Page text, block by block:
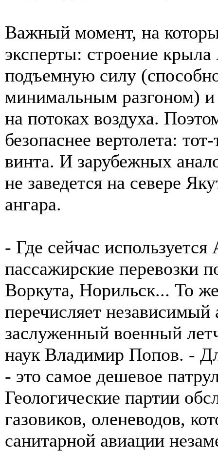
Важный момент, на
эксперты: строение
подъемную силу
минимальным разгоном) и
на потоках воздуха.
безопаснее вертолета:
винта. И зарубежных
не заведется на севере
ангара.
- Где сейчас
пассажирские перевозки
Воркута, Норильск... То
перечисляет независимый
заслуженный военный
наук Владимир Попов. -
- это самое дешевое
Геологические партии
газовиков, оленеводов,
санитарной авиации